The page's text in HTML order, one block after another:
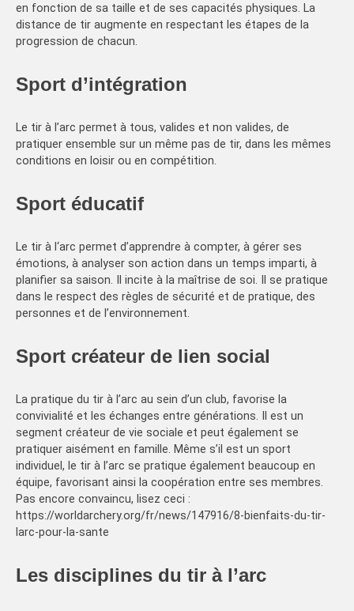
en fonction de sa taille et de ses capacités physiques. La
distance de tir augmente en respectant les étapes de la
progression de chacun.
Sport d’intégration
Le tir à l’arc permet à tous, valides et non valides, de
pratiquer ensemble sur un même pas de tir, dans les mêmes
conditions en loisir ou en compétition.
Sport éducatif
Le tir à l‘arc permet d’apprendre à compter, à gérer ses
émotions, à analyser son action dans un temps imparti, à
planifier sa saison. Il incite à la maîtrise de soi. Il se pratique
dans le respect des règles de sécurité et de pratique, des
personnes et de l’environnement.
Sport créateur de lien social
La pratique du tir à l’arc au sein d’un club, favorise la
convivialité et les échanges entre générations. Il est un
segment créateur de vie sociale et peut également se
pratiquer aisément en famille. Même s’il est un sport
individuel, le tir à l’arc se pratique également beaucoup en
équipe, favorisant ainsi la coopération entre ses membres.
Pas encore convaincu, lisez ceci :
https://worldarchery.org/fr/news/147916/8-bienfaits-du-tir-
larc-pour-la-sante
Les disciplines du tir à l’arc